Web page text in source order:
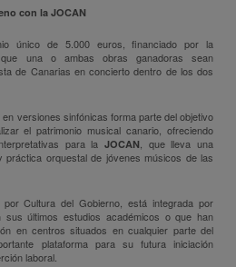
con la JOCAN
único de 5.000 euros, financiado por la
que una o ambas obras ganadoras sean
de Canarias en concierto dentro de los dos
versiones sinfónicas forma parte del objetivo
el patrimonio musical canario, ofreciendo
para la JOCAN, que lleva una
práctica orquestal de jóvenes músicos de las
Cultura del Gobierno, está integrada por
últimos estudios académicos o que han
en centros situados en cualquier parte del
plataforma para su futura iniciación
laboral.